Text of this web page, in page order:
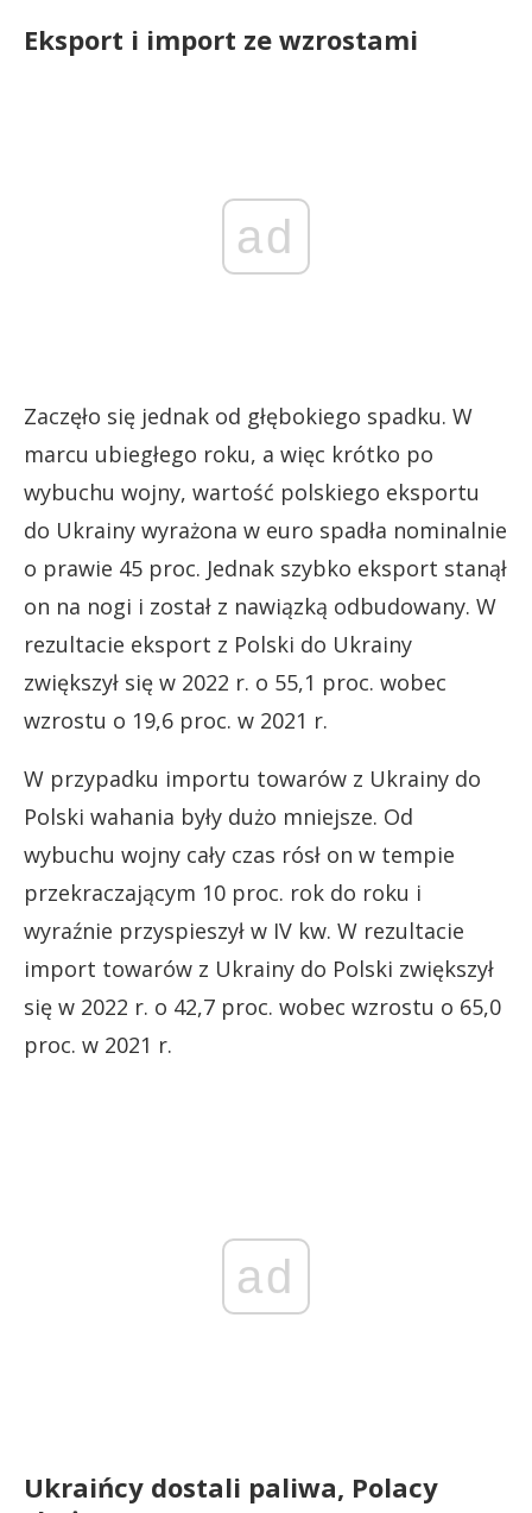
Eksport i import ze wzrostami
ad
Zaczęło się jednak od głębokiego spadku. W
marcu ubiegłego roku, a więc krótko po
wybuchu wojny, wartość polskiego eksportu
do Ukrainy wyrażona w euro spadła nominalnie
o prawie 45 proc. Jednak szybko eksport stanął
on na nogi i został z nawiązką odbudowany. W
rezultacie eksport z Polski do Ukrainy
zwiększył się w 2022 r. o 55,1 proc. wobec
wzrostu o 19,6 proc. w 2021 r.
W przypadku importu towarów z Ukrainy do
Polski wahania były dużo mniejsze. Od
wybuchu wojny cały czas rósł on w tempie
przekraczającym 10 proc. rok do roku i
wyraźnie przyspieszył w IV kw. W rezultacie
import towarów z Ukrainy do Polski zwiększył
się w 2022 r. o 42,7 proc. wobec wzrostu o 65,0
proc. w 2021 r.
ad
Ukraińcy dostali paliwa, Polacy